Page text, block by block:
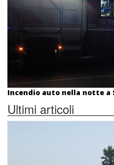
Incendio auto nella notte a
Ultimi articoli